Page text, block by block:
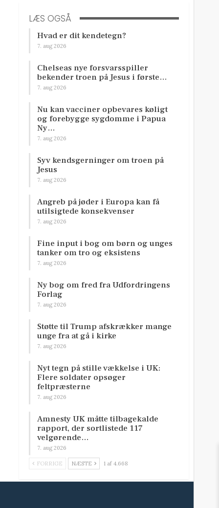
LÆS OGSÅ
Hvad er dit kendetegn?
7. aug 2026
Chelseas nye forsvarsspiller
bekender troen på Jesus i første…
7. aug 2026
Nu kan vacciner opbevares køligt
og forebygge sygdomme i Papua
Ny…
7. aug 2026
Syv kendsgerninger om troen på
Jesus
7. aug 2026
Angreb på jøder i Europa kan få
utilsigtede konsekvenser
7. aug 2026
Fine input i bog om børn og unges
tanker om tro og eksistens
7. aug 2026
Ny bog om fred fra Udfordringens
Forlag
7. aug 2026
Støtte til Trump afskrækker mange
unge fra at gå i kirke
7. aug 2026
Nyt tegn på stille vækkelse i UK:
Flere soldater opsøger
feltpræsterne
7. aug 2026
Amnesty UK måtte tilbagekalde
rapport, der sortlistede 117
velgørende…
7. aug 2026
FORRIGE NÆSTE 1 af 4.668